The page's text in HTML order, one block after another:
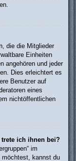
die die Mitglieder
Einheiten
angehören und jeder
Dies erleichtert es
Benutzer auf
eines
nichtöffentlichen
ich ihnen bei?
im
möchtest, kannst du